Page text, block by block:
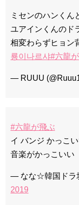
ミセンのハンくん
ユアインくんのド
相変わらずヒョン
룡이나르샤#六龍
— RUUU
#六龍が飛ぶ
イ バンジ かっこ
音楽がかっこいい
— なな☆韓国ドラ
2019